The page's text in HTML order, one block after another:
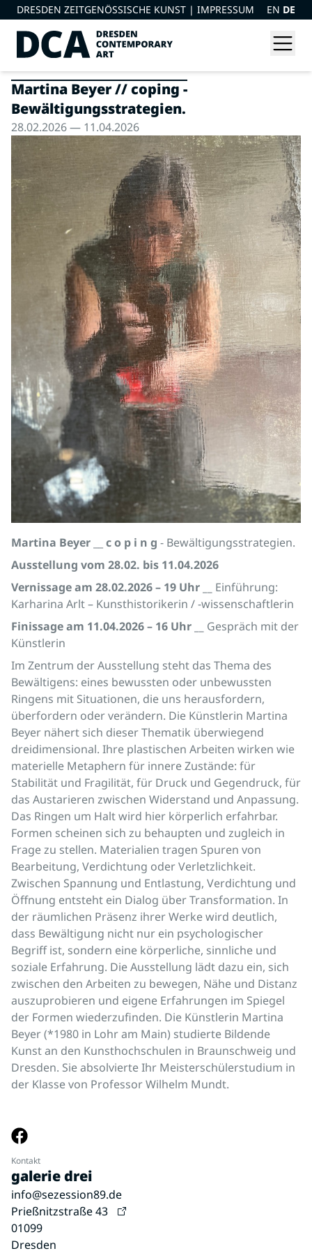
DRESDEN ZEITGENÖSSISCHE KUNST | IMPRESSUM EN DE
Martina Beyer // coping -
Bewältigungsstrategien.
28.02.2026 — 11.04.2026
Martina Beyer c o p i n g - Bewältigungsstrategien.
Ausstellung vom 28.02. bis 11.04.2026
Vernissage am 28.02.2026 – 19 Uhr __ Einführung:
Karharina Arlt – Kunsthistorikerin / -wissenschaftlerin
Finissage am 11.04.2026 – 16 Uhr __
Gespräch mit der
Künstlerin
Im Zentrum der Ausstellung steht das Thema des
Bewältigens: eines bewussten oder unbewussten
Ringens mit Situationen, die uns herausfordern,
überfordern oder verändern. Die Künstlerin Martina
Beyer nähert sich dieser Thematik überwiegend
dreidimensional. Ihre plastischen Arbeiten wirken wie
materielle Metaphern für innere Zustände: für
Stabilität und Fragilität, für Druck und Gegendruck, für
das Austarieren zwischen Widerstand und Anpassung.
Das Ringen um Halt wird hier körperlich erfahrbar.
Formen scheinen sich zu behaupten und zugleich in
Frage zu stellen. Materialien tragen Spuren von
Bearbeitung, Verdichtung oder Verletzlichkeit.
Zwischen Spannung und Entlastung, Verdichtung und
Öffnung entsteht ein Dialog über Transformation. In
der räumlichen Präsenz ihrer Werke wird deutlich,
dass Bewältigung nicht nur ein psychologischer
Begriff ist, sondern eine körperliche, sinnliche und
soziale Erfahrung. Die Ausstellung lädt dazu ein, sich
zwischen den Arbeiten zu bewegen, Nähe und Distanz
auszuprobieren und eigene Erfahrungen im Spiegel
der Formen wiederzufinden. Die Künstlerin Martina
Beyer (*1980 in Lohr am Main) studierte Bildende
Kunst an den Kunsthochschulen in Braunschweig und
Dresden. Sie absolvierte Ihr Meisterschülerstudium in
der Klasse von Professor Wilhelm Mundt.
Kontakt
galerie drei
info@sezession89.de
Prießnitzstraße 43
01099
Dresden